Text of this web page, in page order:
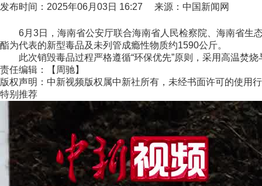
发布时间：2025年06月03日 16:27 来源：中国新闻网
6月3日，海南省公安厅联合海南省人民检察院、海南省生态
酯为代表的新型毒品及未列管成瘾性物质约1590公斤。
此次销毁毒品过程严格遵循“环保优先”原则，采用高温焚烧
责任编辑：【周驰】
版权声明：中新视频版权属中新社所有，未经书面许可的使用
特别推荐